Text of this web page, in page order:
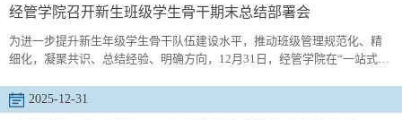
递，更是习惯的养成、能力的拓展与共同体的构建。一、深耕日常...
经管学院召开新生班级学生骨干期末总结部署会
为进一步提升新生年级学生骨干队伍建设水平，推动班级管理规范化、精
细化，凝聚共识、总结经验、明确方向，12月31日，经管学院在“一站式”
树、2025级学生骨干代表参加会议。会议围绕“总结复盘、查摆问题、明确
任务、规划未来”展开。辅导员围绕本学期工作实际，对班级建设、学风建
2025-12-31